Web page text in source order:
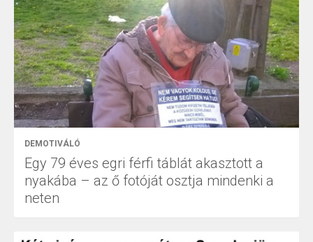
DEMOTIVÁLÓ
Egy 79 éves egri férfi táblát akasztott a
nyakába – az ő fotóját osztja mindenki a
neten